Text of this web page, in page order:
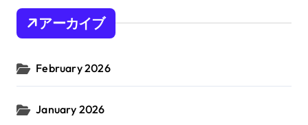
アーカイブ
February 2026
January 2026